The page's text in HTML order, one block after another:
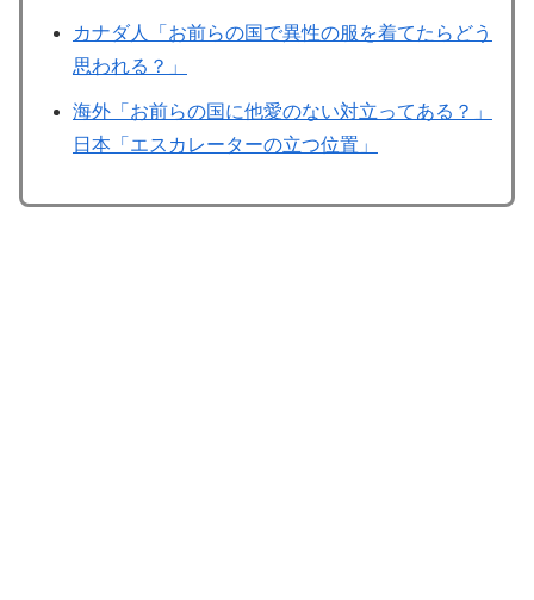
カナダ人「お前らの国で異性の服を着てたらどう
思われる？」
海外「お前らの国に他愛のない対立ってある？」
日本「エスカレーターの立つ位置」